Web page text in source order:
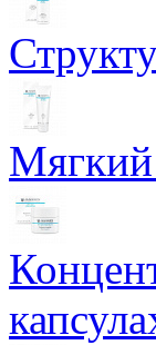
Мягкий